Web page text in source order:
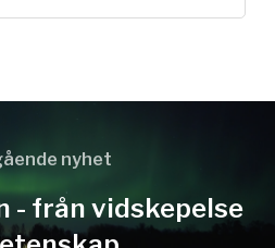
nyhet
- från vidskepelse